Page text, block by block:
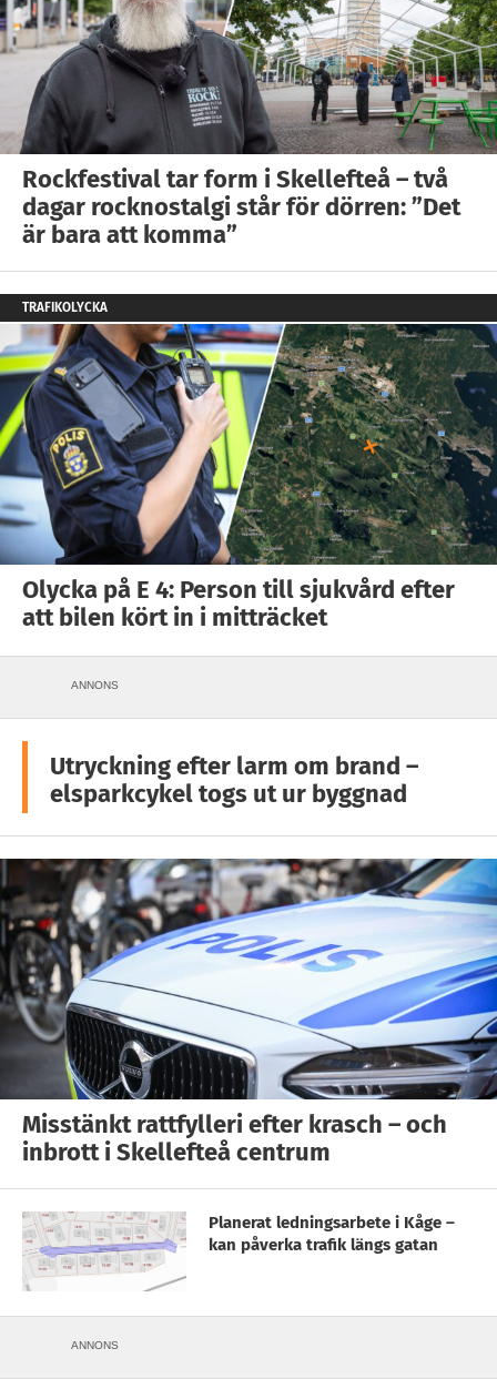
Rockfestival tar form i Skellefteå – två
dagar rocknostalgi står för dörren: ”Det
är bara att komma”
TRAFIKOLYCKA
Olycka på E 4: Person till sjukvård efter
att bilen kört in i mitträcket
ANNONS
Utryckning efter larm om brand –
elsparkcykel togs ut ur byggnad
Misstänkt rattfylleri efter krasch – och
inbrott i Skellefteå centrum
Planerat ledningsarbete i Kåge –
kan påverka trafik längs gatan
ANNONS